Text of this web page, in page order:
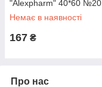
"Alexpharm" 40*60 №20
Немає в наявності
167 ₴
Про нас